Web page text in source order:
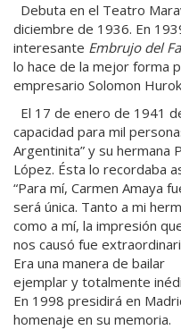
Debuta en el Teatro
diciembre de 1936. En
interesante Embrujo del
lo hace de la mejor forma
empresario Solomon
El 17 de enero de 1941
capacidad para mil
Argentinita” y su hermana
López. Ésta lo recordaba
“Para mí, Carmen Amaya
será única. Tanto a mi
como a mí, la impresión
nos causó fue
Era una manera de bailar
ejemplar y totalmente
En 1998 presidirá en
homenaje en su memoria.